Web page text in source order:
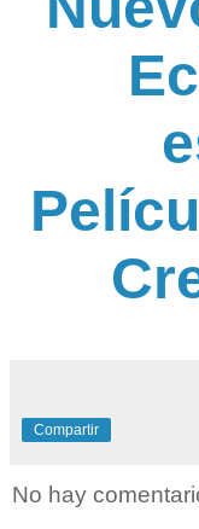
Compartir
No hay